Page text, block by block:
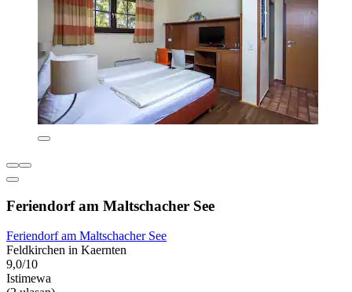
Feriendorf am Maltschacher See
Feriendorf am Maltschacher See
Feldkirchen in Kaernten
9,0/10
Istimewa